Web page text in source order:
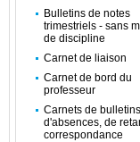
Bulletins de notes
trimestriels - sans
de discipline
Carnet de liaison
Carnet de bord du
professeur
Carnets de bulletins
d'absences, de
correspondance